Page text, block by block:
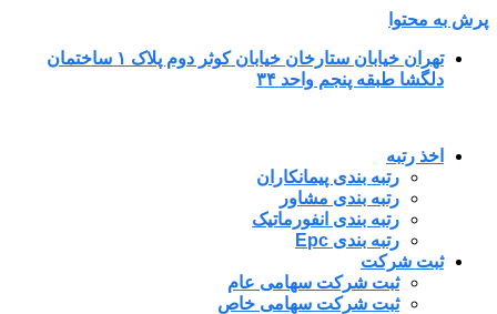
پرش به محتوا
تهران خیابان ستارخان خیابان کوثر دوم پلاک ۱ ساختمان
دلگشا طبقه پنجم واحد ۳۴
اخذ رتبه
رتبه بندی پیمانکاران
رتبه بندی مشاور
رتبه بندی انفورماتیک
رتبه بندی Epc
ثبت شرکت
ثبت شرکت سهامی عام
ثبت شرکت سهامی خاص